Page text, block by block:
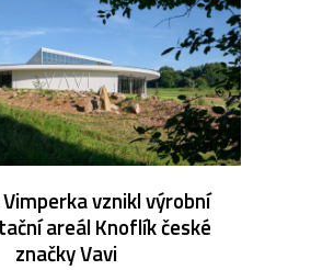
vznikl výrobní
areál Knoflík české
značky Vavi